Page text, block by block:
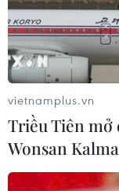
tìm kiếm, thăm
nhiệp khí-điện-
vietnamplus.vn
Triều Tiên mở
Wonsan